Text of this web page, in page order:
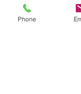
Phone